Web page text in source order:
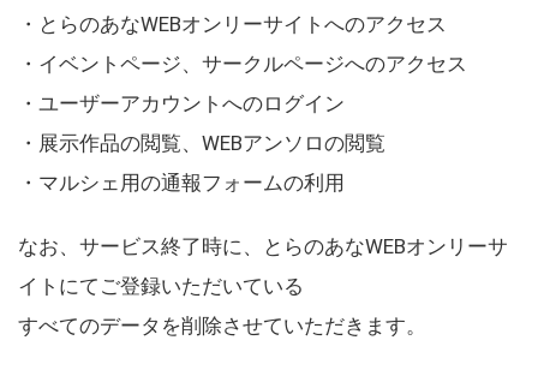
・とらのあなWEBオンリーサイトへのアクセス
・イベントページ、サークルページへのアクセス
・ユーザーアカウントへのログイン
・展示作品の閲覧、WEBアンソロの閲覧
・マルシェ用の通報フォームの利用
なお、サービス終了時に、とらのあなWEBオンリーサ
イトにてご登録いただいている
すべてのデータを削除させていただきます。